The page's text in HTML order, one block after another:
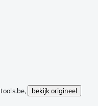
bekijk origineel